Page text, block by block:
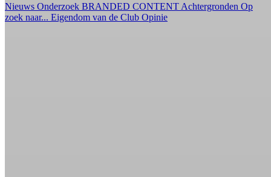
Nieuws Onderzoek BRANDED CONTENT Achtergronden Op
zoek naar... Eigendom van de Club Opinie